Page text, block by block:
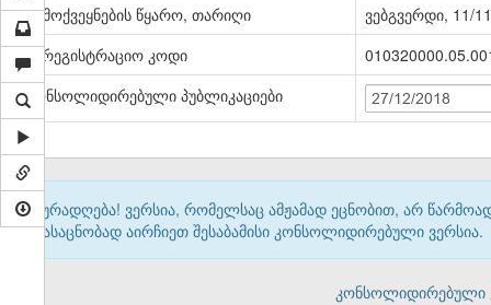
გამოქვეყნების წყარო, თარიღი
ვებგვერდი, 11/
სარეგისტრაციო კოდი
კონსოლიდირებული პუბლიკაციები
27/12/2018
ყურადღება! ვერსია, რომელსაც ამჟამად ეცნობით, არ
გასაცნობად აირჩიეთ შესაბამისი კონსოლიდირებული ვერსია.
კონსოლიდირებული